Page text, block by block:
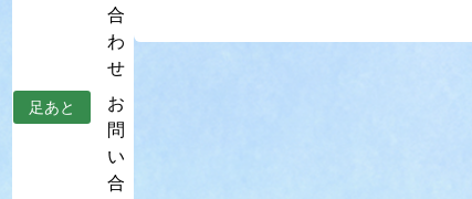
合
わ
せ
足あと
お
問
い
合